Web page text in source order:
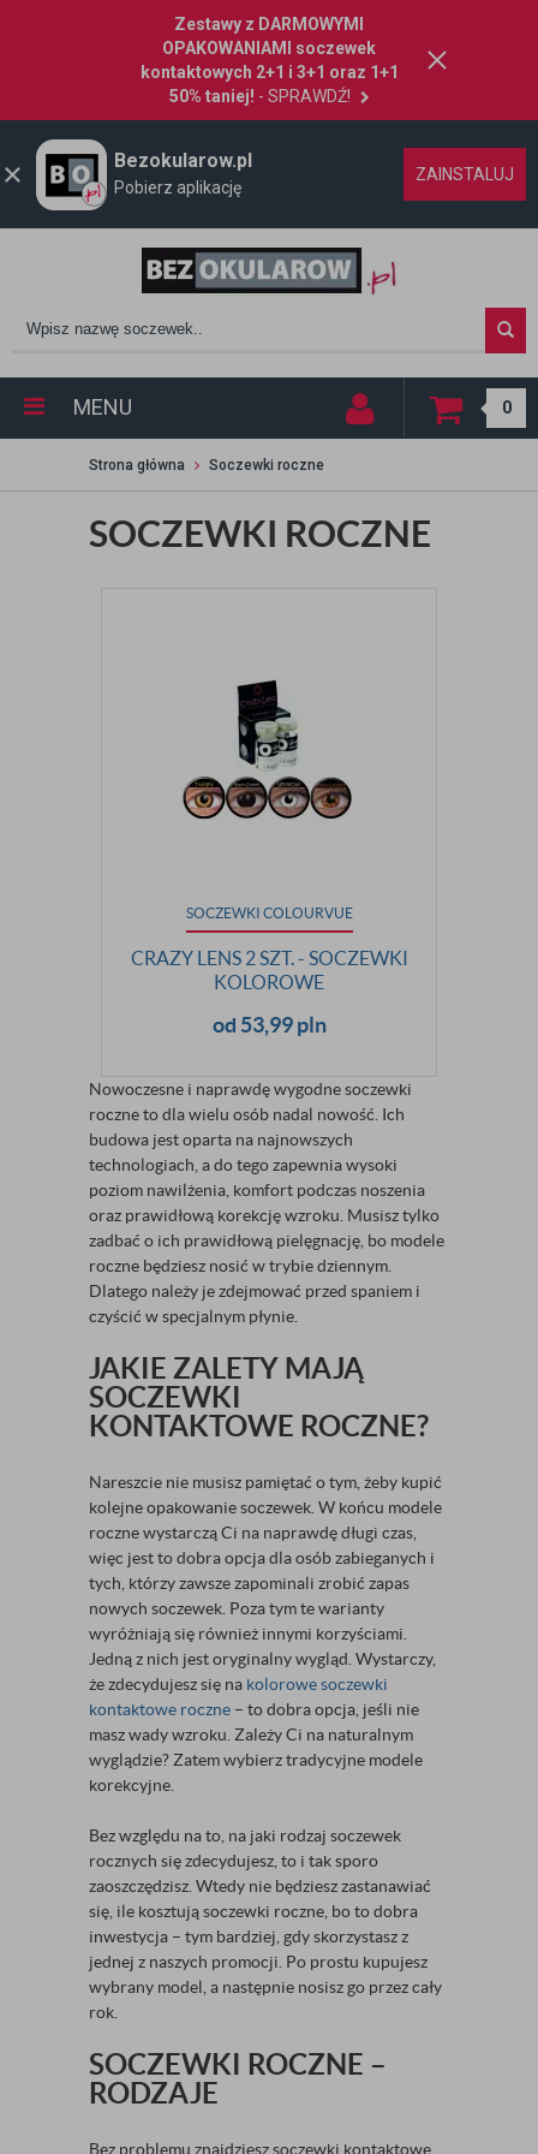
Zestawy z DARMOWYMI
OPAKOWANIAMI soczewek
kontaktowych 2+1 i 3+1 oraz 1+1
50% taniej! - SPRAWDŹ!
Bezokularow.pl
Pobierz aplikację
ZAINSTALUJ
MENU 0
Strona główna Soczewki roczne
SOCZEWKI ROCZNE
SOCZEWKI COLOURVUE
CRAZY LENS 2 SZT. - SOCZEWKI
KOLOROWE
od 53,99 pln
Nowoczesne i naprawdę wygodne soczewki
roczne to dla wielu osób nadal nowość. Ich
budowa jest oparta na najnowszych
technologiach, a do tego zapewnia wysoki
poziom nawilżenia, komfort podczas noszenia
oraz prawidłową korekcję wzroku. Musisz tylko
zadbać o ich prawidłową pielęgnację, bo modele
roczne będziesz nosić w trybie dziennym.
Dlatego należy je zdejmować przed spaniem i
czyścić w specjalnym płynie.
JAKIE ZALETY MAJĄ
SOCZEWKI
KONTAKTOWE ROCZNE?
Nareszcie nie musisz pamiętać o tym, żeby kupić
kolejne opakowanie soczewek. W końcu modele
roczne wystarczą Ci na naprawdę długi czas,
więc jest to dobra opcja dla osób zabieganych i
tych, którzy zawsze zapominali zrobić zapas
nowych soczewek. Poza tym te warianty
wyróżniają się również innymi korzyściami.
Jedną z nich jest oryginalny wygląd. Wystarczy,
że zdecydujesz się na kolorowe soczewki
kontaktowe roczne – to dobra opcja, jeśli nie
masz wady wzroku. Zależy Ci na naturalnym
wyglądzie? Zatem wybierz tradycyjne modele
korekcyjne.
Bez względu na to, na jaki rodzaj soczewek
rocznych się zdecydujesz, to i tak sporo
zaoszczędzisz. Wtedy nie będziesz zastanawiać
się, ile kosztują soczewki roczne, bo to dobra
inwestycja – tym bardziej, gdy skorzystasz z
jednej z naszych promocji. Po prostu kupujesz
wybrany model, a następnie nosisz go przez cały
rok.
SOCZEWKI ROCZNE –
RODZAJE
Bez problemu znajdziesz soczewki kontaktowe